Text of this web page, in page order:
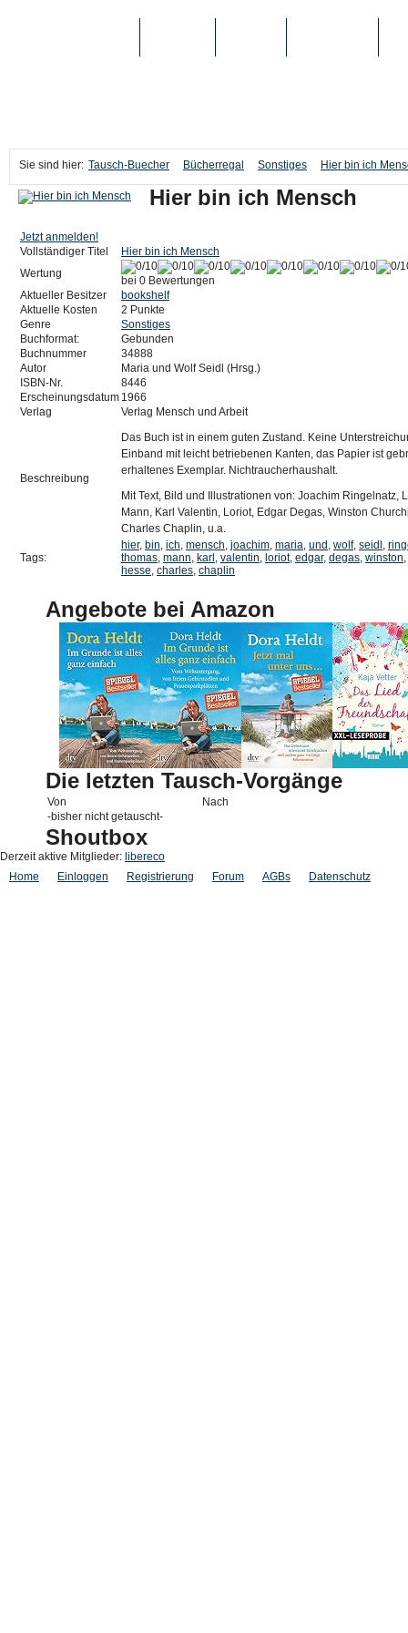
Sie sind hier: Tausch-Buecher Bücherregal Sonstiges Hier bin ich
Hier bin ich Mensch
Jetzt anmelden!
Vollständiger Titel
Hier bin ich Mensch
Wertung
bei 0 Bewertungen
Aktueller Besitzer
bookshelf
Aktuelle Kosten
2 Punkte
Genre
Sonstiges
Buchformat:
Gebunden
Buchnummer
34888
Autor
Maria und Wolf Seidl (Hrsg.)
ISBN-Nr.
8446
Erscheinungsdatum 1966
Verlag
Verlag Mensch und Arbeit
Beschreibung
Das Buch ist in einem guten Zustand. Keine
Einband mit leicht betriebenen Kanten, das Papier ist
erhaltenes Exemplar. Nichtraucherhaushalt.
Mit Text, Bild und Illustrationen von: Joachim Ringelnatz,
Mann, Karl Valentin, Loriot, Edgar Degas, Winston
Charles Chaplin, u.a.
Tags:
hier, bin, ich, mensch, joachim, maria, und , wolf, seidl ,
thomas, mann, karl , valentin, loriot, edgar, degas, winston,
hesse, charles, chaplin
Angebote bei Amazon
Die letzten Tausch-Vorgänge
Von
Nach
-bisher nicht getauscht-
Shoutbox
Derzeit aktive Mitglieder: libereco
Home
Einloggen Registrierung Forum AGBs Datenschutz